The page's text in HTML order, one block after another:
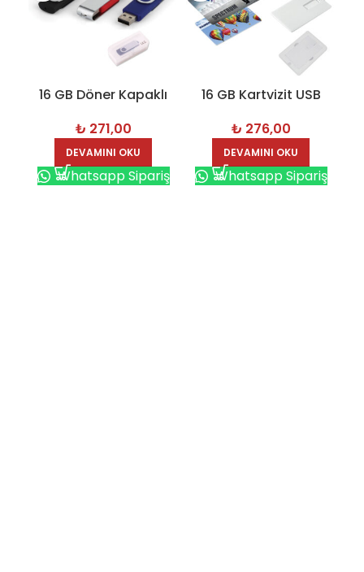
16 GB Döner Kapaklı
16GB
₺ 271,00
DEVAMINI OKU
Whatsapp Sipariş
16 GB Kartvizit USB
₺ 276,00
DEVAMINI OKU
Whatsapp Sipariş